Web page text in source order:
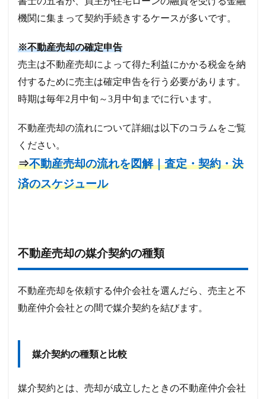
機関に集まって契約手続きするケースが多いです。
※不動産売却の確定申告
売主は不動産売却によって得た利益にかかる税金を納
付するために売主は確定申告を行う必要があります。
時期は毎年2月中旬～3月中旬までに行います。
不動産売却の流れについて詳細は以下のコラムをご覧
ください。
⇒不動産売却の流れを図解｜査定・契約・決
済のスケジュール
不動産売却の媒介契約の種類
不動産売却を依頼する仲介会社を選んだら、売主と不
動産仲介会社との間で媒介契約を結びます。
媒介契約の種類と比較
媒介契約とは、売却が成立したときの不動産仲介会社